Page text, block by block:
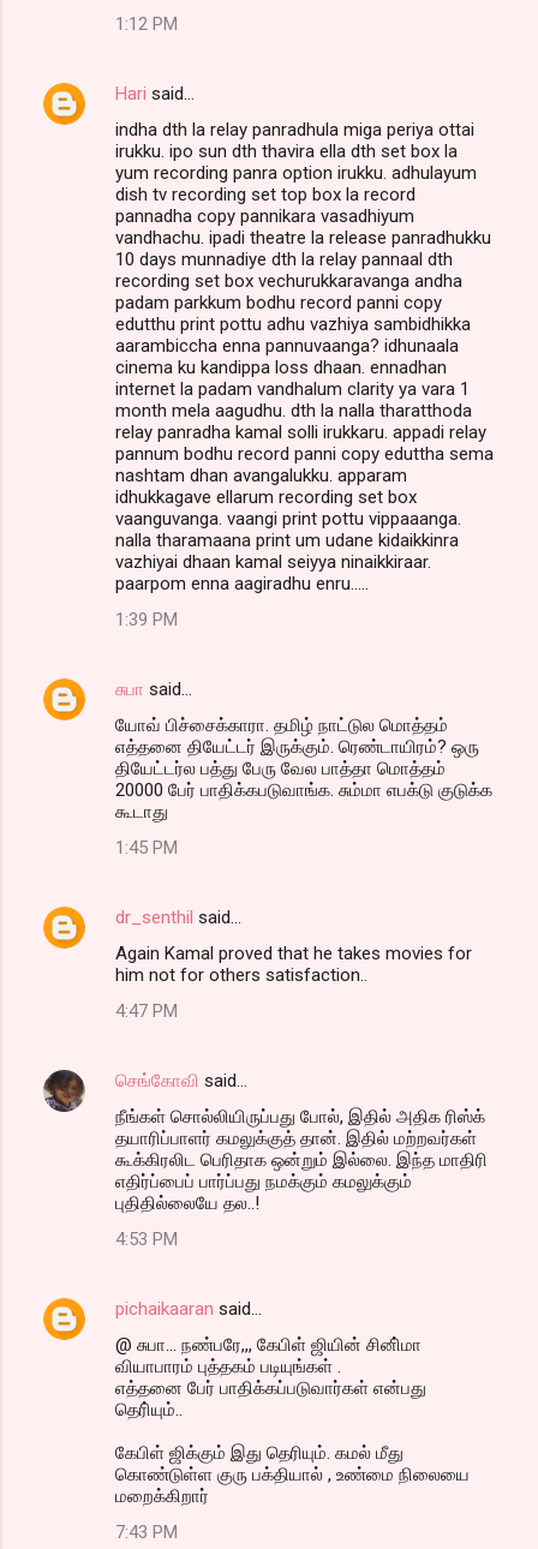
1:12 PM
Hari said…
indha dth la relay panradhula miga periya ottai
irukku. ipo sun dth thavira ella dth set box la
yum recording panra option irukku. adhulayum
dish tv recording set top box la record
pannadha copy pannikara vasadhiyum
vandhachu. ipadi theatre la release panradhukku
10 days munnadiye dth la relay pannaal dth
recording set box vechurukkaravanga andha
padam parkkum bodhu record panni copy
edutthu print pottu adhu vazhiya sambidhikka
aarambiccha enna pannuvaanga? idhunaala
cinema ku kandippa loss dhaan. ennadhan
internet la padam vandhalum clarity ya vara 1
month mela aagudhu. dth la nalla tharatthoda
relay panradha kamal solli irukkaru. appadi relay
pannum bodhu record panni copy eduttha sema
nashtam dhan avangalukku. apparam
idhukkagave ellarum recording set box
vaanguvanga. vaangi print pottu vippaaanga.
nalla tharamaana print um udane kidaikkinra
vazhiyai dhaan kamal seiyya ninaikkiraar.
paarpom enna aagiradhu enru.....
1:39 PM
சுபா said…
யோவ் பிச்சைக்காரா. தமிழ் நாட்டுல மொத்தம்
எத்தனை தியேட்டர் இருக்கும். ரெண்டாயிரம்? ஒரு
தியேட்டர்ல பத்து பேரு வேல பாத்தா மொத்தம்
20000 பேர் பாதிக்கபடுவாங்க. சும்மா எபக்டு குடுக்க
கூடாது
1:45 PM
dr_senthil said…
Again Kamal proved that he takes movies for
him not for others satisfaction..
4:47 PM
செங்கோவி said…
நீங்கள் சொல்லியிருப்பது போல், இதில் அதிக ரிஸ்க்
தயாரிப்பாளர் கமலுக்குத் தான். இதில் மற்றவர்கள்
கூக்கிரலிட பெரிதாக ஒன்றும் இல்லை. இந்த மாதிரி
எதிர்ப்பைப் பார்ப்பது நமக்கும் கமலுக்கும்
புதிதில்லையே தல..!
4:53 PM
pichaikaaran said…
@ சுபா... நண்பரே,,, கேபிள் ஜியின் சினி்மா
வியாபாரம் புத்தகம் படியுங்கள் .
எத்தனை பேர் பாதிக்கப்படுவார்கள் என்பது
தெரி்யும்..
கேபிள் ஜிக்கும் இது தெரியும். கமல் மீது
கொண்டுள்ள குரு பக்தியால் , உண்மை நிலையை
மறைக்கிறார்
7:43 PM